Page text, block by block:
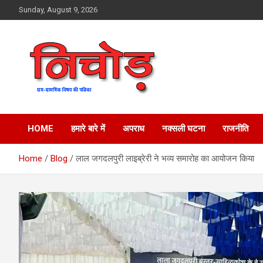
to
Sunday, August 9, 2026
Nichod
HOME हमारे बारे में अपराध नक्सली घटना राजनीति
Home Blog लाल जगदलपुरी लाइब्रेरी ने भव्य समारोह का आयोजन किया